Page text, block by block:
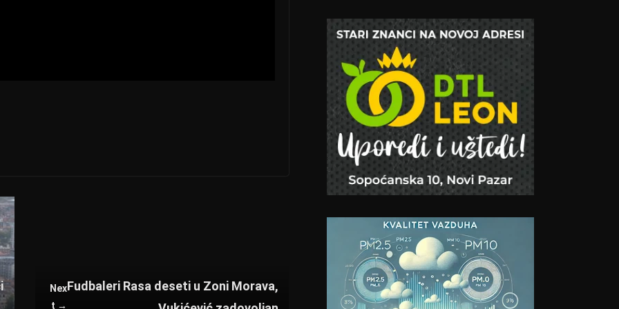
Nex
t →
Fudbaleri Rasa deseti u Zoni Morava,